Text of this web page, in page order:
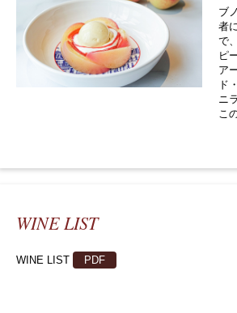
ブ
者
で
ピ
ア
ド
ニ
こ
WINE LIST
WINE LIST PDF